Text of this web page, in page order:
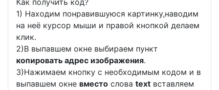
Как получить код?
1) Находим понравившуюся картинку,наводим
на неё курсор мыши и правой кнопкой делаем
клик.
2)В выпавшем окне выбираем пункт
копировать адрес изображения.
3)Нажимаем кнопку с необходимым кодом и в
выпавшем окне вместо слова text вставляем